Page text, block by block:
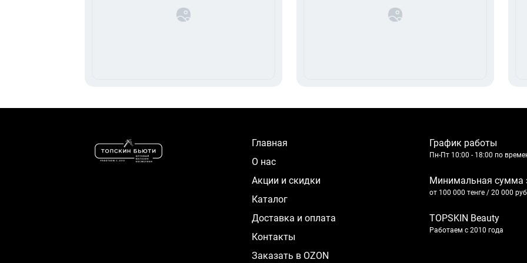
Главная
О нас
Акции и скидки
Каталог
Доставка и оплата
Контакты
Заказать в OZON
График работы
Пн-Пт 10:00 - 18:00 по
Минимальная сумма
от 100 000 тенге / 20 000
TOPSKIN Beauty
Работаем с 2010 года